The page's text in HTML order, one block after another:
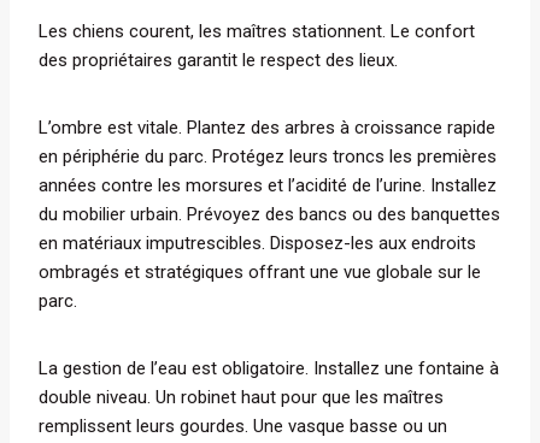
Les chiens courent, les maîtres stationnent. Le confort
des propriétaires garantit le respect des lieux.
L’ombre est vitale. Plantez des arbres à croissance rapide
en périphérie du parc. Protégez leurs troncs les premières
années contre les morsures et l’acidité de l’urine. Installez
du mobilier urbain. Prévoyez des bancs ou des banquettes
en matériaux imputrescibles. Disposez-les aux endroits
ombragés et stratégiques offrant une vue globale sur le
parc.
La gestion de l’eau est obligatoire. Installez une fontaine à
double niveau. Un robinet haut pour que les maîtres
remplissent leurs gourdes. Une vasque basse ou un